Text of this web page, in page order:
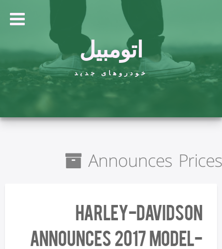
اتومبیل
خودروهای جدید
Announces Prices
Harley-Davidson
Announces 2017 Model-